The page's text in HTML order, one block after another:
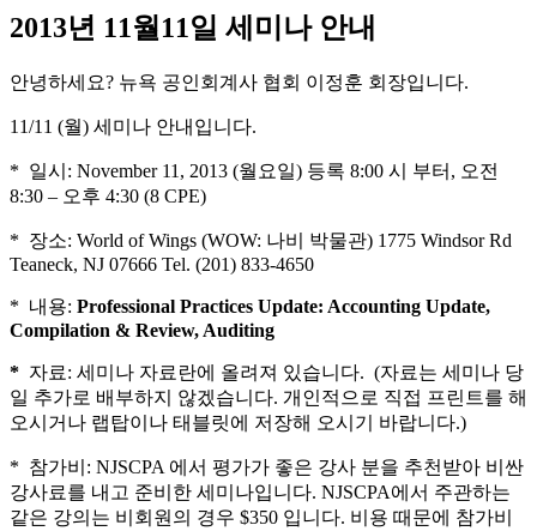
2013년 11월11일 세미나 안내
안녕하세요? 뉴욕 공인회계사 협회 이정훈 회장입니다.
11/11 (월) 세미나 안내입니다.
* 일시: November 11, 2013 (월요일) 등록 8:00 시 부터, 오전
8:30 – 오후 4:30 (8 CPE)
* 장소: World of Wings (WOW: 나비 박물관) 1775 Windsor Rd
Teaneck, NJ 07666 Tel. (201) 833-4650
* 내용: Professional Practices Update: Accounting Update,
Compilation & Review, Auditing
* 자료: 세미나 자료란에 올려져 있습니다. (자료는 세미나 당
일 추가로 배부하지 않겠습니다. 개인적으로 직접 프린트를 해
오시거나 랩탑이나 태블릿에 저장해 오시기 바랍니다.)
* 참가비: NJSCPA 에서 평가가 좋은 강사 분을 추천받아 비싼
강사료를 내고 준비한 세미나입니다. NJSCPA에서 주관하는
같은 강의는 비회원의 경우 $350 입니다. 비용 때문에 참가비